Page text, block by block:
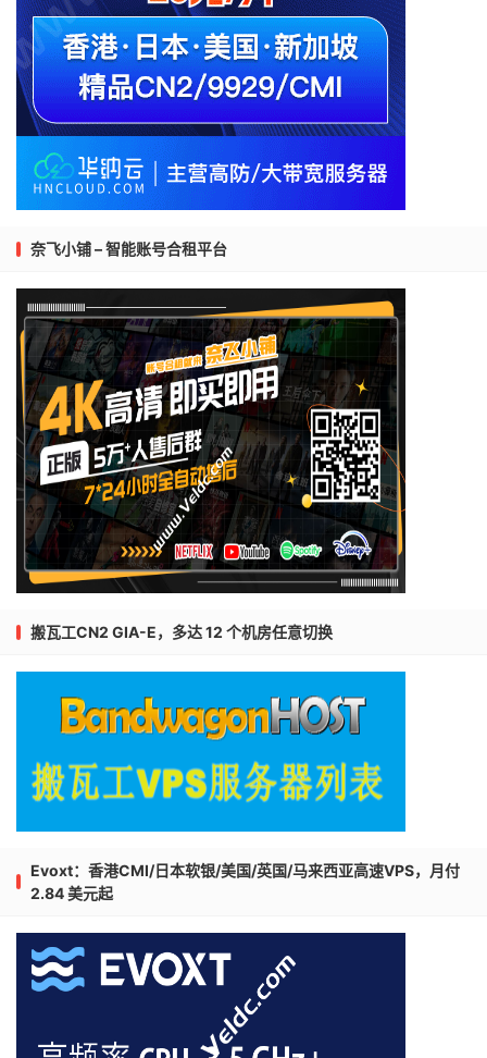
奈飞小铺 – 智能账号合租平台
搬瓦工CN2 GIA-E，多达 12 个机房任意切换
Evoxt：香港CMI/日本软银/美国/英国/马来西亚高速VPS，月付
2.84 美元起